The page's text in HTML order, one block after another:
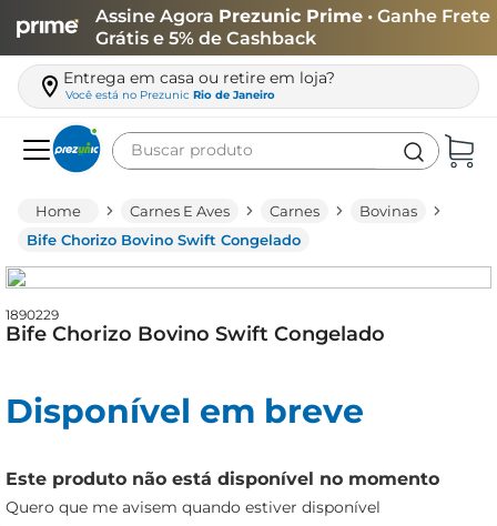
Assine Agora Prezunic Prime • Ganhe Frete
Grátis e 5% de Cashback
Entrega em casa ou retire em loja?
Você está no Prezunic Rio de Janeiro
Buscar produto
Carnes E Aves Carnes
Bovinas
Bife Chorizo Bovino Swift Congelado
1890229
Bife Chorizo Bovino Swift Congelado
Disponível em breve
Este produto não está disponível no momento
Quero que me avisem quando estiver disponível
leite
queijo
biscoito